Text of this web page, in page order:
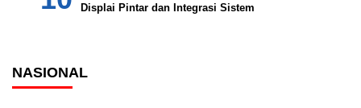
Displai Pintar dan Integrasi Sistem
NASIONAL